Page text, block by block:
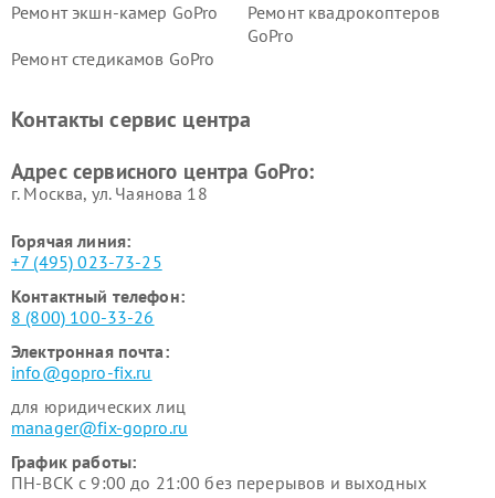
Ремонт экшн-камер GoPro
Ремонт квадрокоптеров
GoPro
Ремонт стедикамов GoPro
Контакты сервис центра
Адрес сервисного центра GoPro:
г. Москва, ул. Чаянова 18
Горячая линия:
+7 (495) 023-73-25
Контактный телефон:
8 (800) 100-33-26
Электронная почта:
info@gopro-fix.ru
для юридических лиц
manager@fix-gopro.ru
График работы:
ПН-ВСК с 9:00 до 21:00 без перерывов и выходных